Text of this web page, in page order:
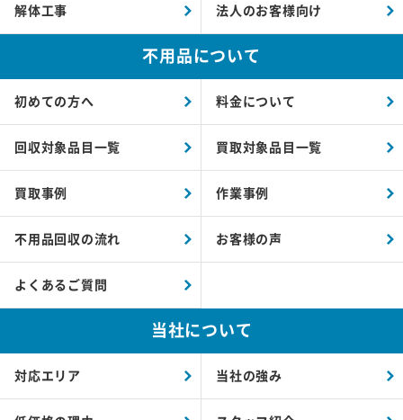
解体工事 法人のお客様向け
不用品について
初めての方へ 料金について
回収対象品目一覧 買取対象品目一覧
買取事例 作業事例
不用品回収の流れ お客様の声
よくあるご質問
当社について
対応エリア 当社の強み